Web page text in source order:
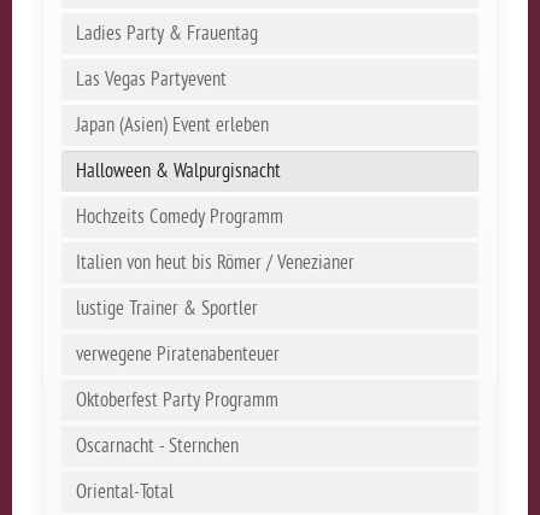
Ladies Party & Frauentag
Las Vegas Partyevent
Japan (Asien) Event erleben
Halloween & Walpurgisnacht
Hochzeits Comedy Programm
Italien von heut bis Römer / Venezianer
lustige Trainer & Sportler
verwegene Piratenabenteuer
Oktoberfest Party Programm
Oscarnacht - Sternchen
Oriental-Total